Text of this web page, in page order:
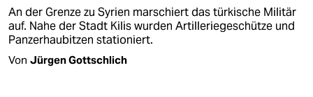
An der Grenze zu Syrien marschiert das türkische Militär
auf. Nahe der Stadt Kilis wurden Artilleriegeschütze und
Panzerhaubitzen stationiert.
Von Jürgen Gottschlich